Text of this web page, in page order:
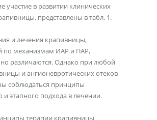
в развитии клинических
представлены в табл. 1.
и лечения крапивницы,
по механизмам ИАР и ПАР,
различаются. Однако при любой
и ангионевротических отеков
соблюдаться принципы
и этапного подхода в лечении.
терапии крапивницы